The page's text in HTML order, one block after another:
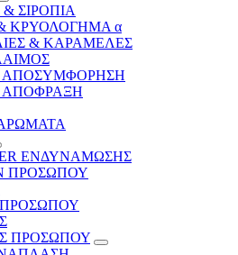
ΣΙΡΟΠΙΑ
ΚΡΥΟΛΟΓΗΜΑ α
& ΚΑΡΑΜΕΛΕΣ
ΑΠΟΣΥΜΦΟΡΗΣΗ
ΑΠΟΦΡΑΞΗ
ΕΝΔΥΝΑΜΩΣΗΣ
ΠΡΟΣΩΠΟΥ
ΠΡΟΣΩΠΟΥ
ΠΡΟΣΩΠΟΥ